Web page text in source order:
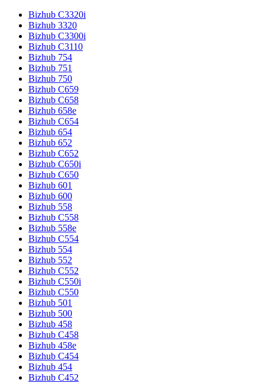
Bizhub C3320i
Bizhub 3320
Bizhub C3300i
Bizhub C3110
Bizhub 754
Bizhub 751
Bizhub 750
Bizhub C659
Bizhub C658
Bizhub 658e
Bizhub C654
Bizhub 654
Bizhub 652
Bizhub C652
Bizhub C650i
Bizhub C650
Bizhub 601
Bizhub 600
Bizhub 558
Bizhub C558
Bizhub 558e
Bizhub C554
Bizhub 554
Bizhub 552
Bizhub C552
Bizhub C550i
Bizhub C550
Bizhub 501
Bizhub 500
Bizhub 458
Bizhub C458
Bizhub 458e
Bizhub C454
Bizhub 454
Bizhub C452